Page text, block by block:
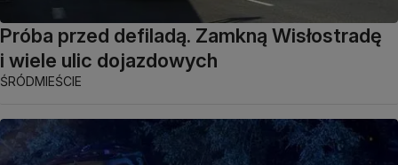
Próba przed defiladą. Zamkną Wisłostradę
i wiele ulic dojazdowych
ŚRÓDMIEŚCIE